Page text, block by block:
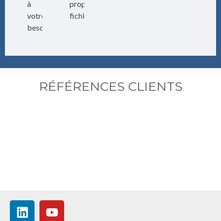
à
votre
besoin.
propres
fichiers.
RÉFÉRENCES CLIENTS